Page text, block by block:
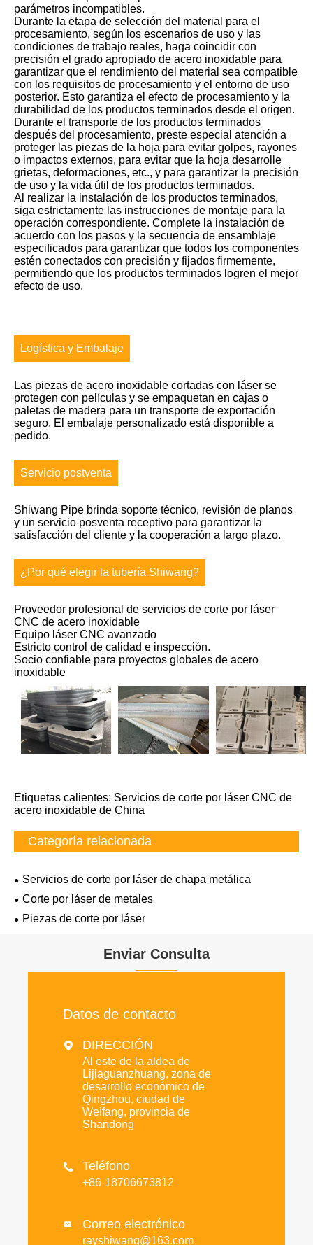
parámetros incompatibles.
Durante la etapa de selección del material para el
procesamiento, según los escenarios de uso y las
condiciones de trabajo reales, haga coincidir con
precisión el grado apropiado de acero inoxidable para
garantizar que el rendimiento del material sea compatible
con los requisitos de procesamiento y el entorno de uso
posterior. Esto garantiza el efecto de procesamiento y la
durabilidad de los productos terminados desde el origen.
Durante el transporte de los productos terminados
después del procesamiento, preste especial atención a
proteger las piezas de la hoja para evitar golpes, rayones
o impactos externos, para evitar que la hoja desarrolle
grietas, deformaciones, etc., y para garantizar la precisión
de uso y la vida útil de los productos terminados.
Al realizar la instalación de los productos terminados,
siga estrictamente las instrucciones de montaje para la
operación correspondiente. Complete la instalación de
acuerdo con los pasos y la secuencia de ensamblaje
especificados para garantizar que todos los componentes
estén conectados con precisión y fijados firmemente,
permitiendo que los productos terminados logren el mejor
efecto de uso.
Logística y Embalaje
Las piezas de acero inoxidable cortadas con láser se
protegen con películas y se empaquetan en cajas o
paletas de madera para un transporte de exportación
seguro. El embalaje personalizado está disponible a
pedido.
Servicio postventa
Shiwang Pipe brinda soporte técnico, revisión de planos
y un servicio posventa receptivo para garantizar la
satisfacción del cliente y la cooperación a largo plazo.
¿Por qué elegir la tubería Shiwang?
Proveedor profesional de servicios de corte por láser
CNC de acero inoxidable
Equipo láser CNC avanzado
Estricto control de calidad e inspección.
Socio confiable para proyectos globales de acero
inoxidable
Etiquetas calientes: Servicios de corte por láser CNC de
acero inoxidable de China
Categoría relacionada
Servicios de corte por láser de chapa metálica
Corte por láser de metales
Piezas de corte por láser
Enviar Consulta
Datos de contacto
 DIRECCIÓN
Al este de la aldea de
Lijiaguanzhuang, zona de
desarrollo económico de
Qingzhou, ciudad de
Weifang, provincia de
Shandong
 Teléfono
+86-18706673812
 Correo electrónico
rayshiwang@163.com